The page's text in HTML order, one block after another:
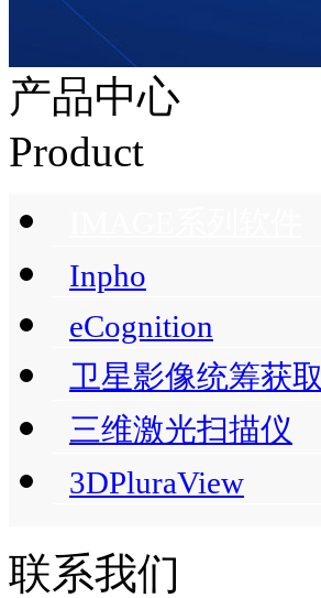
产品中心
Product
Inpho
eCognition
卫星影像统筹获取
三维激光扫描仪
3DPluraView
联系我们